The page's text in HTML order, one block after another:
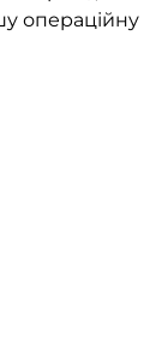
операційну